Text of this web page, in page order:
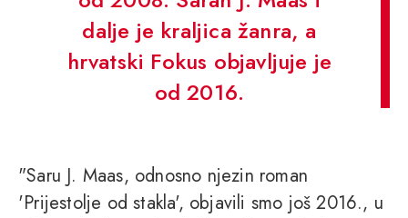
dalje je kraljica žanra, a
hrvatski Fokus objavljuje je
od 2016.
"Saru J. Maas, odnosno njezin roman
'Prijestolje od stakla', objavili smo još 2016., u